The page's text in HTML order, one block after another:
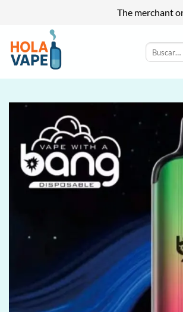
The merchant
contenido
Buscar
por: